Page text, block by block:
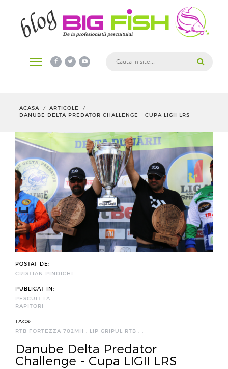
ACASA / ARTICOLE /
DANUBE DELTA PREDATOR CHALLENGE - CUPA LIGII LRS
POSTAT DE:
CRISTIAN PINDICHI
PUBLICAT IN:
PESCUIT LA
RAPITORI
TAGS:
RTB FORTEZZA 702MH , LIP GRIPUL RTB , ,
Danube Delta Predator
Challenge - Cupa LIGII LRS